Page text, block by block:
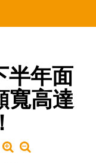
半年面
寬高達